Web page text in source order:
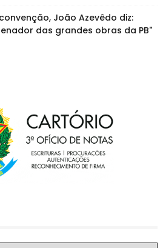
João Azevêdo diz:
das grandes obras da PB"